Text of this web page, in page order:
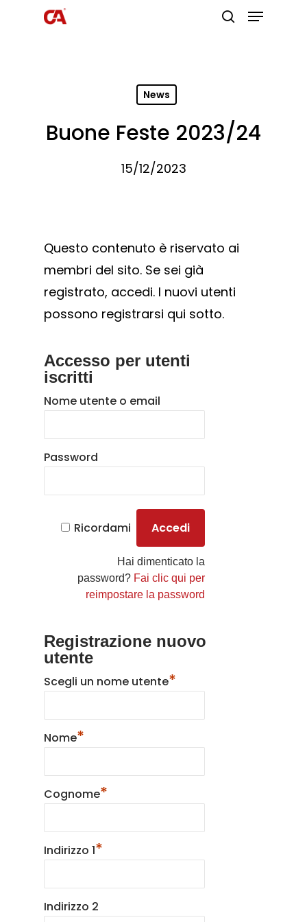
News
Buone Feste 2023/24
15/12/2023
Questo contenuto è riservato ai
membri del sito. Se sei già
registrato, accedi. I nuovi utenti
possono registrarsi qui sotto.
Accesso per utenti
iscritti
Nome utente o email
Password
Ricordami
Hai dimenticato la
password? Fai clic qui per
reimpostare la password
Registrazione nuovo
utente
Scegli un nome utente*
Nome*
Cognome*
Indirizzo 1*
Indirizzo 2
Prodotti
Do It Yourself